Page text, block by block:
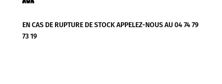
EN CAS DE RUPTURE DE STOCK APPELEZ-NOUS AU 04 74 79
73 19